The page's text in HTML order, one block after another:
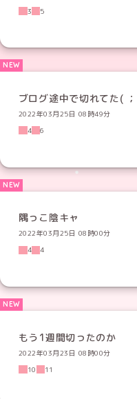
3
5
2022年03月25日 08時49分
4
6
隅っこ陰キャ
2022年03月25日 08時00分
4
4
もう1週間切ったのか
2022年03月23日 08時00分
10
11